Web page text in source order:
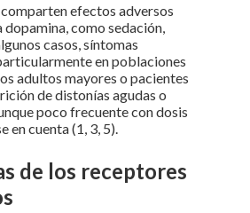
efectos adversos
como sedación,
casos, síntomas
en poblaciones
adultos mayores o pacientes
de distonías agudas o
poco frecuente con dosis
en cuenta (1, 3, 5).
de los receptores